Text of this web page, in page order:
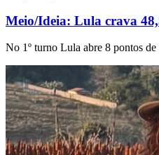
Meio/Ideia: Lula crava
No 1º turno Lula abre 8 pontos